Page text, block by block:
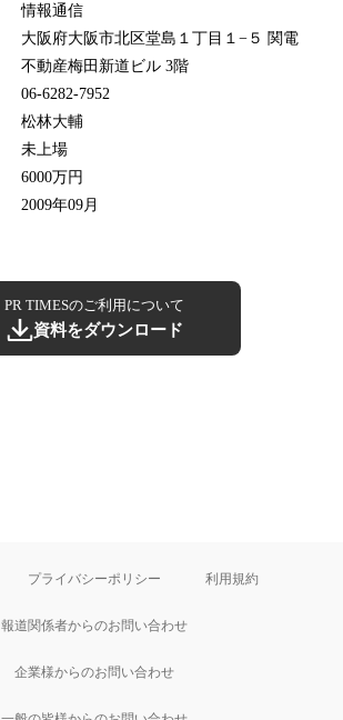
情報通信
大阪府大阪市北区堂島１丁目１−５ 関電
不動産梅田新道ビル 3階
06-6282-7952
松林大輔
未上場
6000万円
2009年09月
PR TIMESのご利用について
資料をダウンロード
プライバシーポリシー 利用規約
報道関係者からのお問い合わせ
企業様からのお問い合わせ